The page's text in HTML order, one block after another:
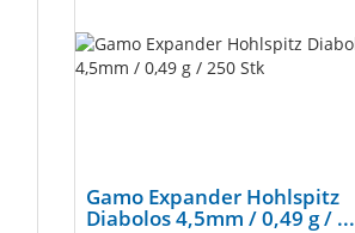
Gamo Expander Hohlspitz
Diabolos 4,5mm / 0,49 g / ...